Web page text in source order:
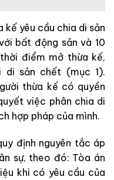
kế yêu cầu chia di sản
bất động sản và 10
điểm mở thừa kế,
sản chết (mục 1).
thừa kế có quyền
việc phân chia di
hợp pháp của mình.
định nguyên tắc áp
sự, theo đó: Tòa án
khi có yêu cầu của